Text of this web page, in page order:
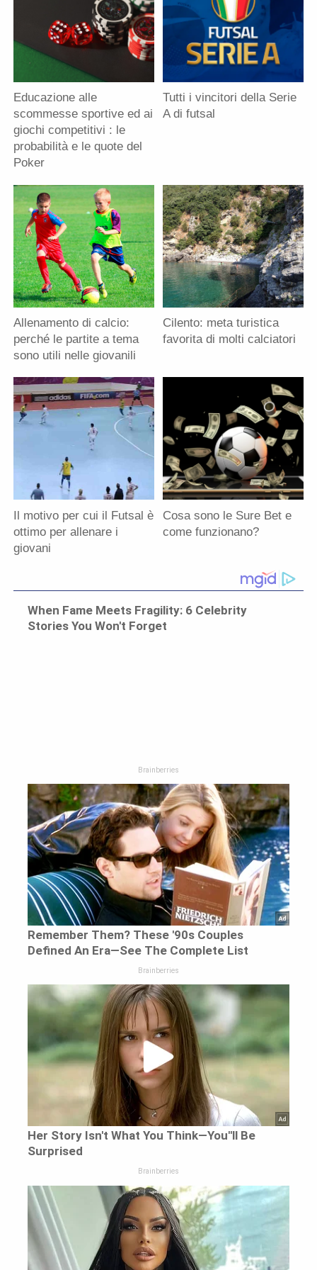
Educazione alle
scommesse sportive ed ai
giochi competitivi : le
probabilità e le quote del
Poker
Tutti i vincitori della Serie
A di futsal
Allenamento di calcio:
perché le partite a tema
sono utili nelle giovanili
Cilento: meta turistica
favorita di molti calciatori
Il motivo per cui il Futsal è
ottimo per allenare i
giovani
Cosa sono le Sure Bet e
come funzionano?